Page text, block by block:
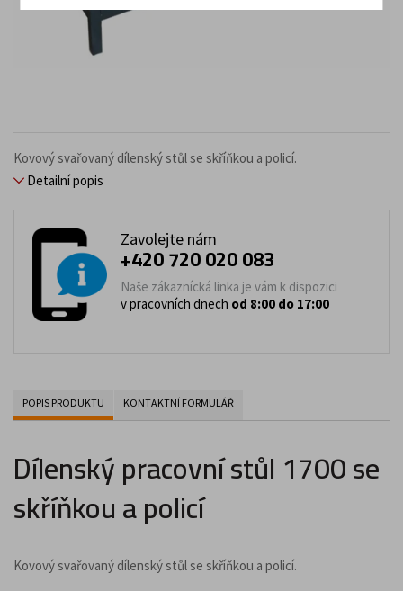
Kovový svařovaný dílenský stůl se skříňkou a policí.
Detailní popis
Zavolejte nám
+420 720 020 083
Naše zákaznícká linka je vám k dispozici
v pracovních dnech od 8:00 do 17:00
POPIS PRODUKTU KONTAKTNÍ FORMULÁŘ
Dílenský pracovní stůl 1700 se
skříňkou a policí
Kovový svařovaný dílenský stůl se skříňkou a policí.